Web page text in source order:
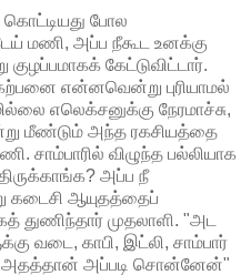
கொட்டியது போல
மணி, அப்ப நீகூட உனக்கு
கேட்டுவிட்டார்.
என்னவென்று புரியாமல்
எலெக்சனுக்கு நேரமாச்சு,
மீண்டும் அந்த ரகசியத்தை
சாம்பாரில் விழுந்த பல்லியாக
அப்ப நீ
கடைசி ஆயுதத்தைப்
துணிந்தார் முதலாளி. "அட
வடை, காபி, இட்லி, சாம்பார்
அதத்தான் அப்படி சொன்னேன்"